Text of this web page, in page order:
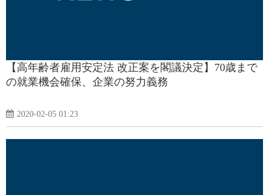
【高年齢者雇用安定法 改正案を閣議決定】70歳まで
の就業機会確保、企業の努力義務
2020-02-05 01:23